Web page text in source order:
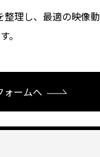
整理し、最適の映像動
。
ォームへ